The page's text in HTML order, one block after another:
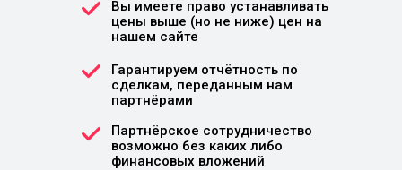
Вы имеете право устанавливать
цены выше (но не ниже) цен на
нашем сайте
Партнёрское сотрудничество
возможно без каких либо
финансовых вложений
Гарантируем отчётность по
сделкам, переданным нам
партнёрами